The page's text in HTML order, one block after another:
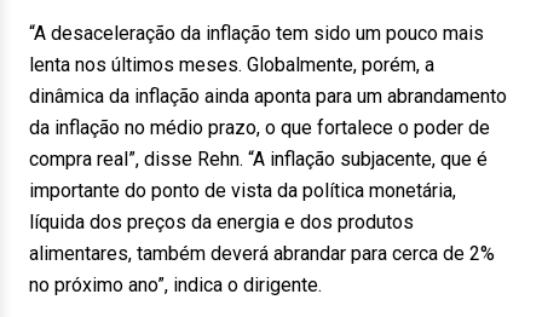
“A desaceleração da inflação tem sido um pouco mais
lenta nos últimos meses. Globalmente, porém, a
dinâmica da inflação ainda aponta para um abrandamento
da inflação no médio prazo, o que fortalece o poder de
compra real”, disse Rehn. “A inflação subjacente, que é
importante do ponto de vista da política monetária,
líquida dos preços da energia e dos produtos
alimentares, também deverá abrandar para cerca de 2%
no próximo ano”, indica o dirigente.